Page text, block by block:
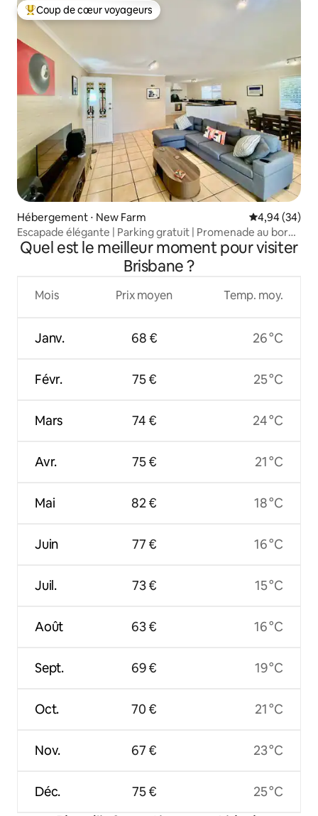
Coups de cœur voyageurs les plus appréciés
Coup de cœur voyageurs
Hébergement ⋅ New Farm Évaluation
4,94 (34)
Escapade élégante | Parking gratuit | Promenade au bord
de la rivière et cafés
Quel est le meilleur moment pour visiter
Brisbane ?
Mois
Janv.
Févr.
Mars
Avr.
Mai
Juin
Juil.
Août
Sept.
Oct.
Nov.
Déc.
Prix moyen
68 €
75 €
74 €
75 €
82 €
77 €
73 €
63 €
69 €
70 €
67 €
75 €
Temp. moy.
26 °C
25 °C
24 °C
21 °C
18 °C
16 °C
15 °C
16 °C
19 °C
21 °C
23 °C
25 °C